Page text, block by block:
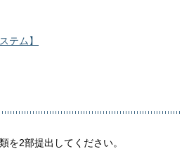
テム】
を2部提出してください。